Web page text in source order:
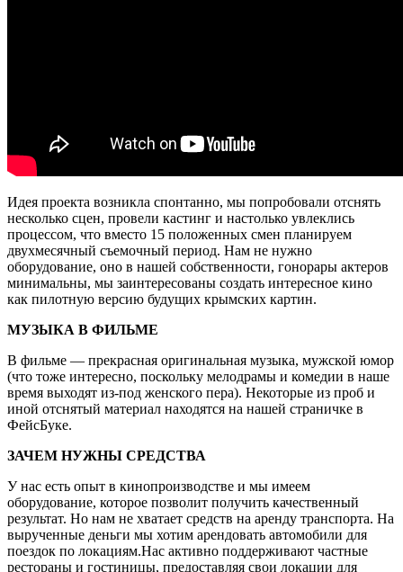
Идея проекта возникла спонтанно, мы попробовали отснять
несколько сцен, провели кастинг и настолько увлеклись
процессом, что вместо 15 положенных смен планируем
двухмесячный съемочный период. Нам не нужно
оборудование, оно в нашей собственности, гонорары актеров
минимальны, мы заинтересованы создать интересное кино
как пилотную версию будущих крымских картин.
МУЗЫКА В ФИЛЬМЕ
В фильме — прекрасная оригинальная музыка, мужской юмор
(что тоже интересно, поскольку мелодрамы и комедии в наше
время выходят из-под женского пера). Некоторые из проб и
иной отснятый материал находятся на нашей страничке в
ФейсБуке.
ЗАЧЕМ НУЖНЫ СРЕДСТВА
У нас есть опыт в кинопроизводстве и мы имеем
оборудование, которое позволит получить качественный
результат. Но нам не хватает средств на аренду транспорта. На
вырученные деньги мы хотим арендовать автомобили для
поездок по локациям.Нас активно поддерживают частные
рестораны и гостиницы, предоставляя свои локации для